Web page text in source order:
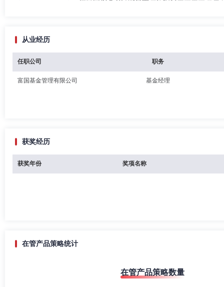
从业经历
任职公司 职务
富国基金管理有限公司 基金经理
获奖经历
获奖年份 奖项名称
在管产品策略统计
在管产品策略数量